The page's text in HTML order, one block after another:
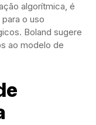
algorítmica, é
o uso
Boland sugere
ao modelo de